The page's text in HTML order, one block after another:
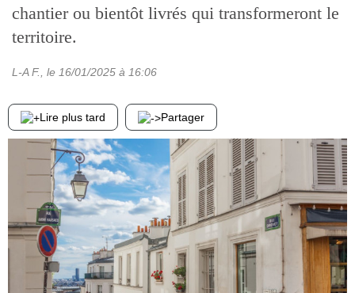
chantier ou bientôt livrés qui transformeront le
territoire.
L-A F. , le 16/01/2025 à 16:06
Lire plus tard Partager